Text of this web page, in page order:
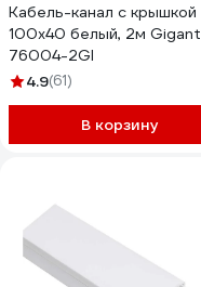
Кабель-канал с крышкой
100х40 белый, 2м Gigant
76004-2GI
4.9(61)
В корзину